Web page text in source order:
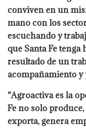
conviven en un
mano con los
escuchando y
que Santa Fe
resultado de un
acompañamiento y
“Agroactiva es la
Fe no solo
exporta, genera